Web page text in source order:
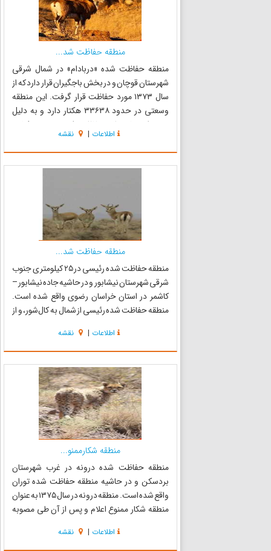
منطقه حفاظت شد...
منطقه حفاظت شده «دربادام» در شمال شرقی
شهرستان قوچان و در بخش باجگیران قرار دارد که از
سال ۱۳۷۳ مورد حفاظت قرار گرفت. این منطقه
وسعتی در حدود ۳۳۶۳۸ هکتار دارد و به دلیل
همجواری با منطقه حفاظت شده تندوره و کشور
ترکمنستان و داشتن زیستگاه‌های با ارزشی چون آق
کمر، قاطرریش ، آسلمه، دره درب...
اطلاعات | نقشه
منطقه حفاظت شد...
منطقه حفاظت شده رئیسی در ۲۵ کیلومتری جنوب
شرقی شهرستان نیشابور و در حاشیه جاده نیشابور –
کاشمر در استان خراسان رضوی واقع شده است.
منطقه حفاظت شده رئیسی از شمال به کال‌شور، و از
روستای همایی تا شاه‌بخش و از این نقطه تا امتداد
جادهٔ صعب‌العبور تا...
اطلاعات | نقشه
منطقه شکارممنو...
منطقه حفاظت شده درونه در غرب شهرستان
بردسکن و در حاشیه منطقه حفاظت شده توران
واقع شده است. منطقه درونه در سال ۱۳۷۵ به عنوان
منطقه شکار ممنوع اعلام و پس از آن طی مصوبه
۱۳۸/۱/۱۹ بعنوان منطقه حفاظت شده به مناطق
اطلاعات | نقشه